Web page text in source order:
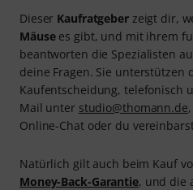
Dieser Kaufratgeberzeigt dir,
Mäusees gibt, und mit ihrem
beantworten die Spezialisten
deine Fragen. Sie unterstützen
Kaufentscheidung, telefonisch
Mail unter studio@thomann.de
Online-Chat oder du
Natürlich gilt auch beim Kauf
Money-Back-Garantie, und die